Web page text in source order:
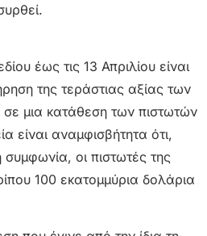
έως τις 13 Απριλίου είναι
της τεράστιας αξίας των
μια κατάθεση των πιστωτών
είναι αναμφισβήτητα ότι,
οι πιστωτές της
100 εκατομμύρια δολάρια